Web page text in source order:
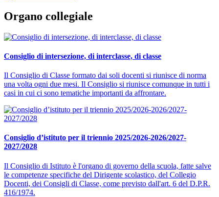
Organo collegiale
Consiglio di intersezione, di interclasse, di classe
Il Consiglio di Classe formato dai soli docenti si riunisce di norma
una volta ogni due mesi. Il Consiglio si riunisce comunque in tutti i
casi in cui ci sono tematiche importanti da affrontare.
Consiglio d’istituto per il triennio 2025/2026-2026/2027-
2027/2028
Il Consiglio di Istituto è l'organo di governo della scuola, fatte salve
le competenze specifiche del Dirigente scolastico, del Collegio
Docenti, dei Consigli di Classe, come previsto dall'art. 6 del D.P.R.
416/1974.